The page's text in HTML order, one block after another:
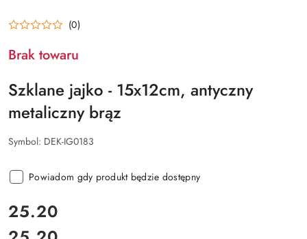
(0)
Brak towaru
Szklane jajko - 15x12cm, antyczny
metaliczny brąz
Symbol: DEK-IG0183
Powiadom gdy produkt będzie dostępny
cena:
25.20
Cena: